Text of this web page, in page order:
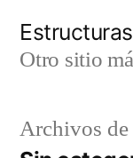
Otro sitio
Archivos de